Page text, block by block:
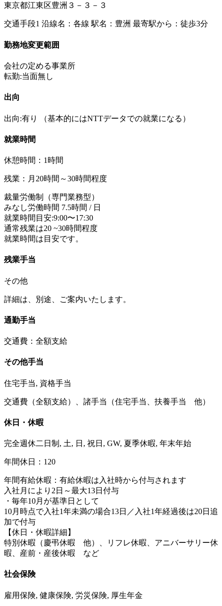
東京都江東区豊洲３－３－３
交通手段1 沿線名：各線 駅名：豊洲 最寄駅から：徒歩3分
勤務地変更範囲
会社の定める事業所
転勤:当面無し
出向
出向:有り （基本的にはNTTデータでの就業になる）
就業時間
休憩時間：1時間
残業：月20時間～30時間程度
裁量労働制（専門業務型）
みなし労働時間 7.5時間 / 日
就業時間目安:9:00〜17:30
通常残業は20 ~30時間程度
就業時間は目安です。
残業手当
その他
詳細は、別途、ご案内いたします。
通勤手当
交通費：全額支給
その他手当
住宅手当, 資格手当
交通費（全額支給）、諸手当（住宅手当、扶養手当 他）
休日・休暇
完全週休二日制, 土, 日, 祝日, GW, 夏季休暇, 年末年始
年間休日：120
年間有給休暇：有給休暇は入社時から付与されます
入社月により2日～最大13日付与
・毎年10月が基準日として
10月時点で入社1年未満の場合13日／入社1年経過後は20日追
加で付与
【休日・休暇詳細】
特別休暇（慶弔休暇 他）、リフレ休暇、アニバーサリー休
暇、産前・産後休暇 など
社会保険
雇用保険, 健康保険, 労災保険, 厚生年金